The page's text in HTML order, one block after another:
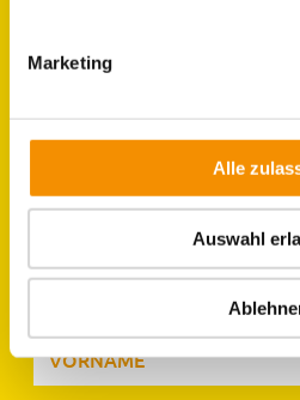
Marketing
Alle
Auswahl
LAGE & UMGEBUNG